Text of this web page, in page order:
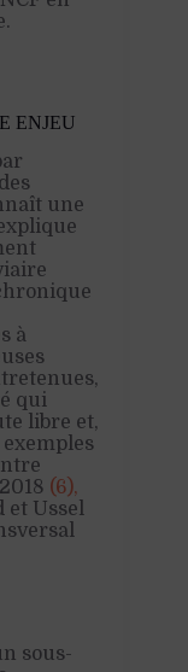
ENJEU
une
à
qui
libre et,
(6),
et Ussel
sous-